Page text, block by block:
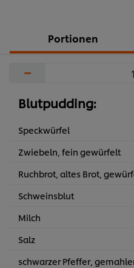
Portionen
−
Blutpudding:
Speckwürfel
Zwiebeln, fein gewürfelt
Ruchbrot, altes Brot,
Schweinsblut
Milch
Salz
schwarzer Pfeffer,